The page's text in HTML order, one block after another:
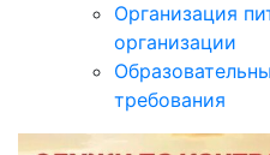
Организация
организации
требования